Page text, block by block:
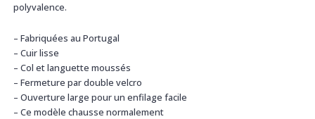
polyvalence.
– Fabriquées au Portugal
– Cuir lisse
– Col et languette moussés
– Fermeture par double velcro
– Ouverture large pour un enfilage facile
– Ce modèle chausse normalement